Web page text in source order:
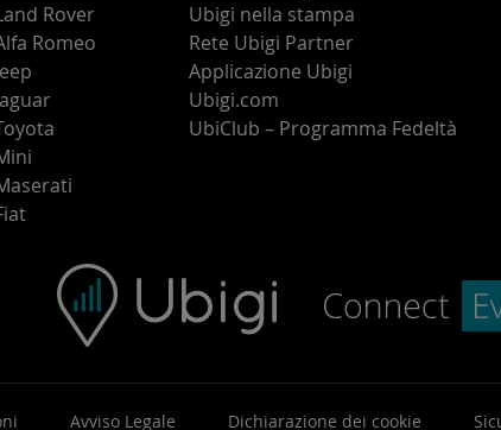
Rover
Romeo
Ubigi nella stampa
Rete Ubigi Partner
Applicazione Ubigi
Ubigi.com
UbiClub – Programma Fedeltà
Avviso Legale Dichiarazione dei cookie